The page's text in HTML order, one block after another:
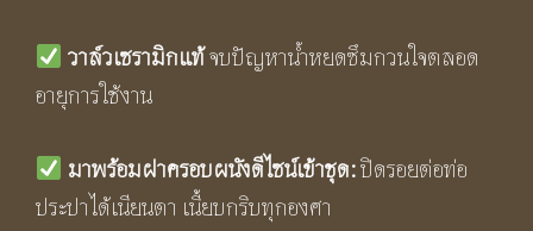
วาล์วเซรามิกแท้จบปัญหาน้ำหยดซึมกวนใจตลอด
อายุการใช้งาน
มาพร้อมฝาครอบผนังดีไซน์เข้าชุด:ปิดรอยต่อท่อ
ประปาได้เนียนตา เนี้ยบกริบทุกองศา